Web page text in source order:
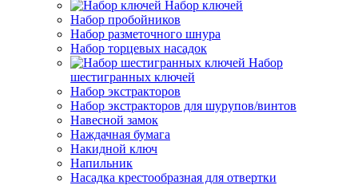
Набор ключей
Набор пробойников
Набор разметочного шнура
Набор торцевых насадок
Набор
шестигранных ключей
Набор экстракторов
Набор экстракторов для шурупов/винтов
Навесной замок
Наждачная бумага
Накидной ключ
Напильник
Насадка крестообразная для отвертки